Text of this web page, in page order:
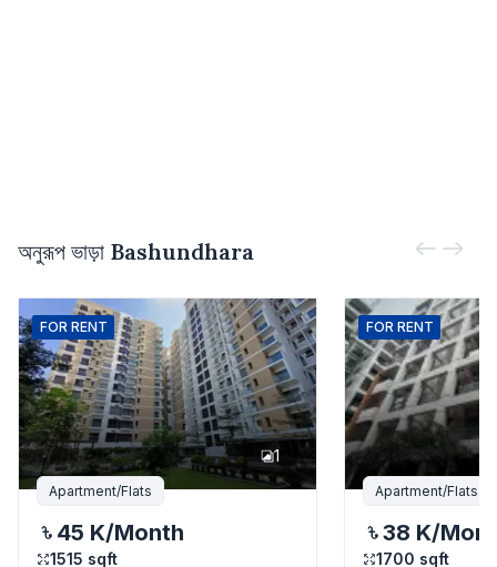
অনুরূপ ভাড়া Bashundhara
FOR RENT
1
Apartment/Flats
45 K/Month
1515 sqft
FOR RENT
Apartment/Flats
38 K/
1700 sqft